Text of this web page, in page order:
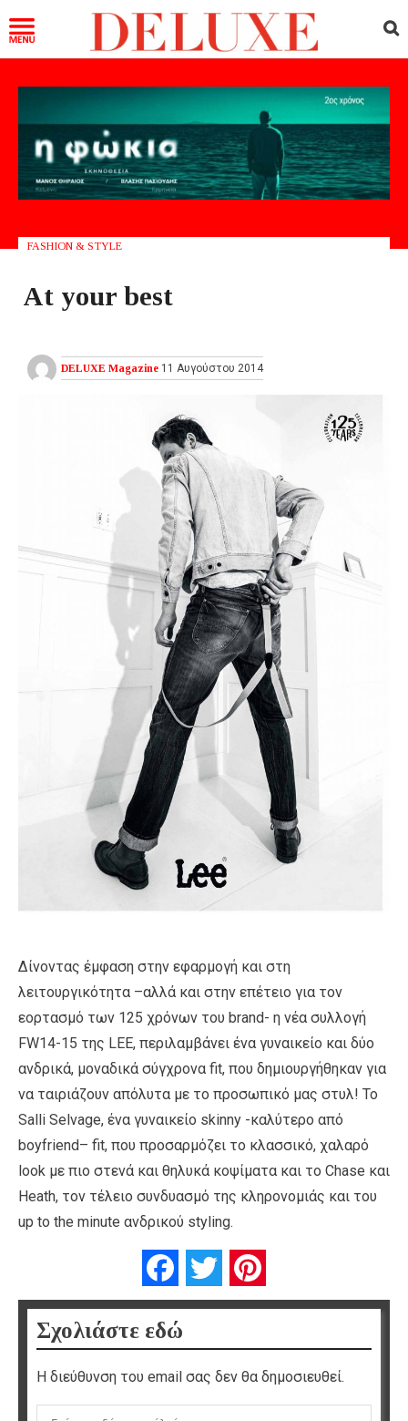
FASHION & STYLE
At your best
DELUXE Magazine 11 Αυγούστου 2014
Δίνοντας έμφαση στην εφαρμογή και στη
λειτουργικότητα –αλλά και στην επέτειο για τον
εορτασμό των 125 χρόνων του brand- η νέα συλλογή
FW14-15 της LEE, περιλαμβάνει ένα γυναικείο και δύο
ανδρικά, μοναδικά σύγχρονα fit, που δημιουργήθηκαν για
να ταιριάζουν απόλυτα με το προσωπικό μας στυλ! Το
Salli Selvage, ένα γυναικείο skinny -καλύτερο από
boyfriend– fit, που προσαρμόζει το κλασσικό, χαλαρό
look με πιο στενά και θηλυκά κοψίματα και το Chase και
Heath, τον τέλειο συνδυασμό της κληρονομιάς και του
up to the minute ανδρικού styling.
FacebookTwitter
Σχολιάστε εδώ
Η διεύθυνση του email σας δεν θα δημοσιευθεί.